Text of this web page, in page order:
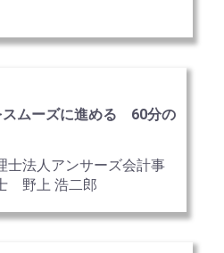
スムーズに進める 60分の
士法人アンサーズ会計事
野上 浩二郎